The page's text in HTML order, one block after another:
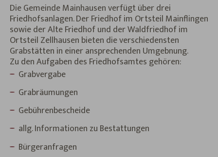
Die Gemeinde Mainhausen verfügt über drei
Friedhofsanlagen. Der Friedhof im Ortsteil Mainflingen
sowie der Alte Friedhof und der Waldfriedhof im
Ortsteil Zellhausen bieten die verschiedensten
Grabstätten in einer ansprechenden Umgebnung.
Zu den Aufgaben des Friedhofsamtes gehören:
Grabvergabe
Grabräumungen
Gebührenbescheide
allg. Informationen zu Bestattungen
Bürgeranfragen